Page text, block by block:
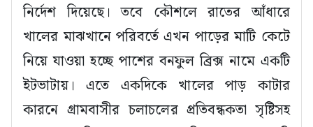
নির্দেশ দিয়েছে। তবে কৌশলে রাতের আঁধারে
খালের মাঝখানে পরিবর্তে এখন পাড়ের মাটি কেটে
নিয়ে যাওয়া হচ্ছে পাশের বনফুল ব্রিক্স নামে একটি
ইটভাটায়। এতে একদিকে খালের পাড় কাটার
কারনে গ্রামবাসীর চলাচলের প্রতিবন্ধকতা সৃষ্টিসহ